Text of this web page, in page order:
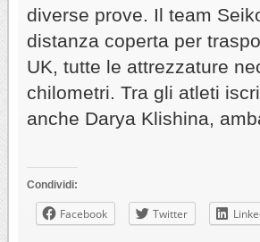
diverse prove. Il team
distanza coperta per
UK, tutte le attrezzature
chilometri. Tra gli atleti
anche Darya Klishina,
Condividi:
Facebook Twitter